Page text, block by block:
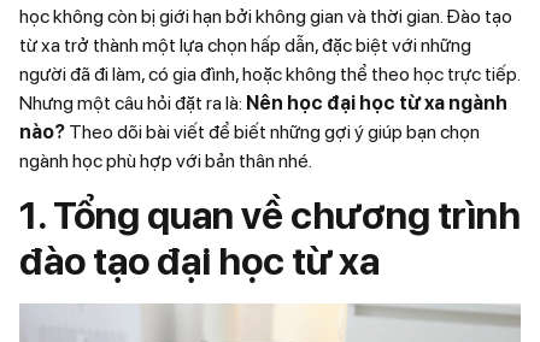
học không còn bị giới hạn bởi không gian và thời gian. Đào tạo
từ xa trở thành một lựa chọn hấp dẫn, đặc biệt với những
người đã đi làm, có gia đình, hoặc không thể theo học trực tiếp.
Nhưng một câu hỏi đặt ra là: Nên học đại học từ xa ngành
nào? Theo dõi bài viết để biết những gợi ý giúp bạn chọn
ngành học phù hợp với bản thân nhé.
1. Tổng quan về chương trình
đào tạo đại học từ xa